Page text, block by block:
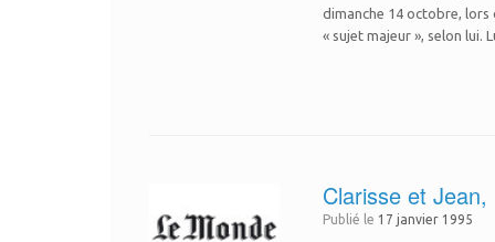
dimanche 14 octobre, lors
« sujet majeur », selon lui.
Clarisse et
Publié le 17 janvier 1995